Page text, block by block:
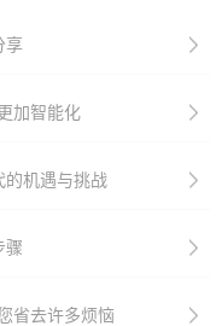
享
加智能化
的机遇与挑战
骤
省去许多烦恼